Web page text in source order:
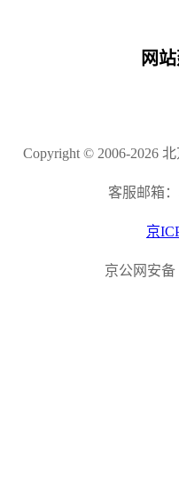
网
Copyright © 2006-2026
客服邮箱：
京
京公网安备